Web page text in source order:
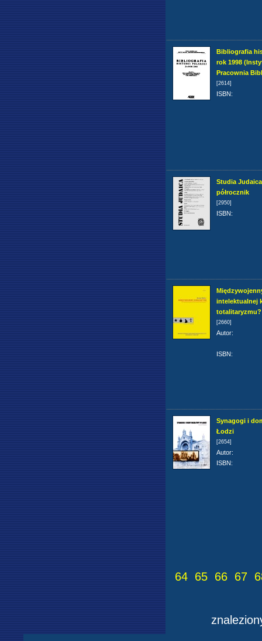
Bibliografia
rok 1998
Pracownia
[2614]
ISBN:
Studia
półrocznik
[2950]
ISBN:
intelektualnej
totalitaryzmu?
[2660]
Autor:
ISBN:
Synagogi i
Łodzi
[2654]
Autor:
ISBN:
64 65 66 67